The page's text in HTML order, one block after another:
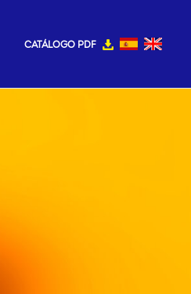
CATÁLOGO PDF